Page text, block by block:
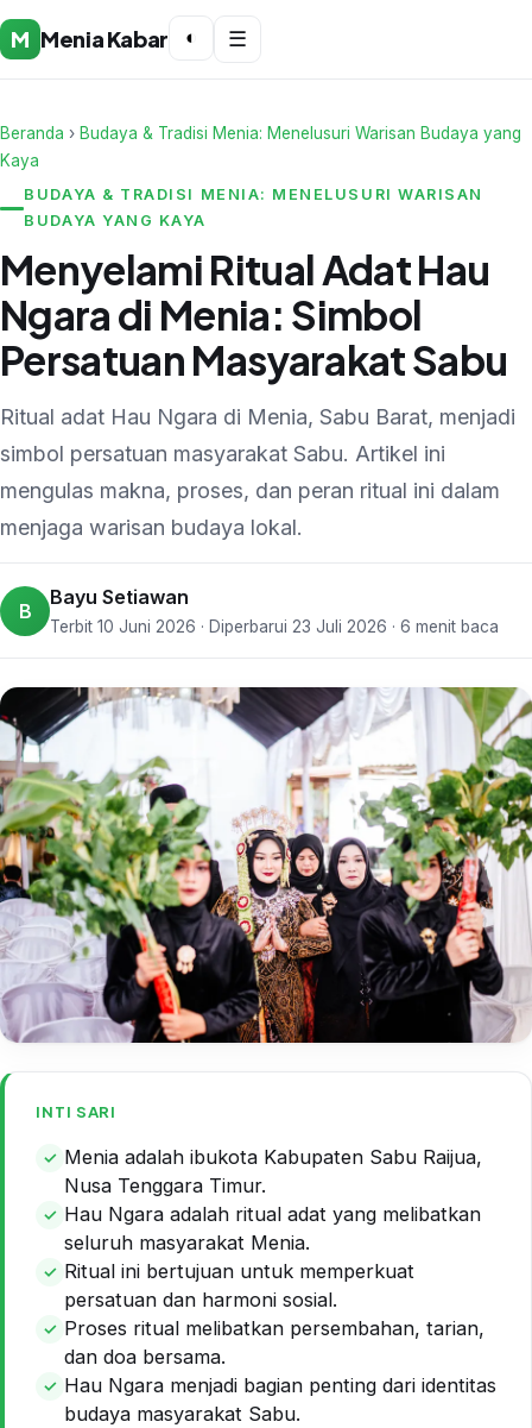
M Menia Kabar ◐ ☰
Beranda › Budaya & Tradisi Menia: Menelusuri Warisan Budaya yang
Kaya
BUDAYA & TRADISI MENIA: MENELUSURI WARISAN
BUDAYA YANG KAYA
Menyelami Ritual Adat Hau
Ngara di Menia: Simbol
Persatuan Masyarakat Sabu
Ritual adat Hau Ngara di Menia, Sabu Barat, menjadi
simbol persatuan masyarakat Sabu. Artikel ini
mengulas makna, proses, dan peran ritual ini dalam
menjaga warisan budaya lokal.
B
Bayu Setiawan
Terbit 10 Juni 2026 · Diperbarui 23 Juli 2026 · 6 menit baca
INTI SARI
Menia adalah ibukota Kabupaten Sabu Raijua,
Nusa Tenggara Timur.
Hau Ngara adalah ritual adat yang melibatkan
seluruh masyarakat Menia.
Ritual ini bertujuan untuk memperkuat
persatuan dan harmoni sosial.
Proses ritual melibatkan persembahan, tarian,
dan doa bersama.
Hau Ngara menjadi bagian penting dari identitas
budaya masyarakat Sabu.